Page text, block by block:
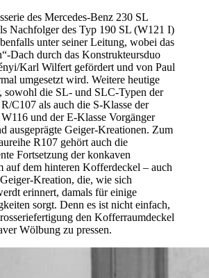
des Mercedes-Benz 230 SL
Nachfolger des Typ 190 SL (W121 I)
unter seiner Leitung, wobei das
Dach durch das Konstrukteursduo
Karl Wilfert gefördert und von Paul
umgesetzt wird. Weitere heutige
sowohl die SL- und SLC-Typen der
C107 als auch die S-Klasse der
und der E-Klasse Vorgänger
ausgeprägte Geiger-Kreationen. Zum
R107 gehört auch die
Fortsetzung der konkaven
auf dem hinteren Kofferdeckel – auch
Kreation, die, wie sich
erinnert, damals für einige
sorgt. Denn es ist nicht einfach,
den Kofferraumdeckel
Wölbung zu pressen.